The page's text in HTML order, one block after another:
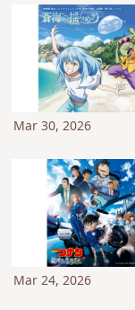
Mar 30, 2026
Mar 24, 2026